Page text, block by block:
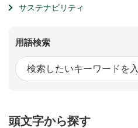
サステナビリティ
用語検索
頭文字から探す